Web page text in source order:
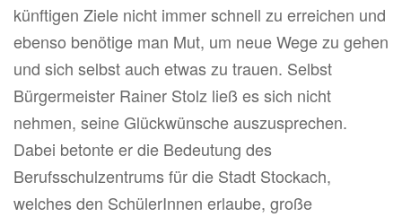
künftigen Ziele nicht immer schnell zu erreichen und
ebenso benötige man Mut, um neue Wege zu gehen
und sich selbst auch etwas zu trauen. Selbst
Bürgermeister Rainer Stolz ließ es sich nicht
nehmen, seine Glückwünsche auszusprechen.
Dabei betonte er die Bedeutung des
Berufsschulzentrums für die Stadt Stockach,
welches den SchülerInnen erlaube, große